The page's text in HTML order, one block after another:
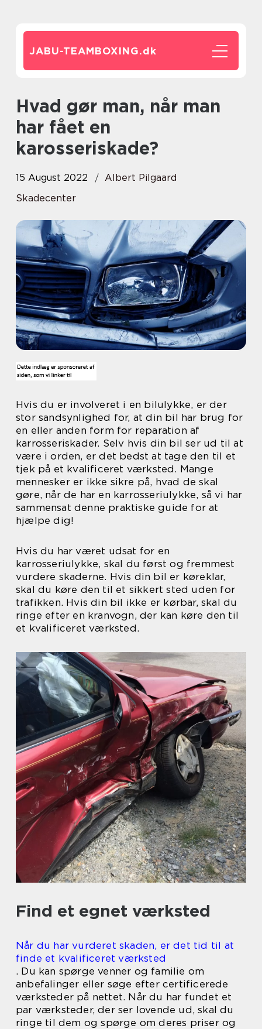
JABU-TEAMBOXING.dk
Hvad gør man, når man
har fået en
karosseriskade?
15 August 2022
Albert Pilgaard
Skadecenter
Hvis du er involveret i en bilulykke, er der
stor sandsynlighed for, at din bil har brug for
en eller anden form for reparation af
karrosseriskader. Selv hvis din bil ser ud til at
være i orden, er det bedst at tage den til et
tjek på et kvalificeret værksted. Mange
mennesker er ikke sikre på, hvad de skal
gøre, når de har en karrosseriulykke, så vi har
sammensat denne praktiske guide for at
hjælpe dig!
Hvis du har været udsat for en
karrosseriulykke, skal du først og fremmest
vurdere skaderne. Hvis din bil er køreklar,
skal du køre den til et sikkert sted uden for
trafikken. Hvis din bil ikke er kørbar, skal du
ringe efter en kranvogn, der kan køre den til
et kvalificeret værksted.
Find et egnet værksted
Når du har vurderet skaden, er det tid til at
finde et kvalificeret værksted
. Du kan spørge venner og familie om
anbefalinger eller søge efter certificerede
værksteder på nettet. Når du har fundet et
par værksteder, der ser lovende ud, skal du
ringe til dem og spørge om deres priser og